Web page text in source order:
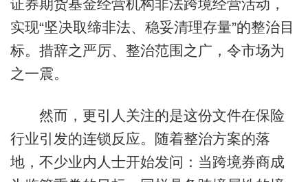
证券期货基金经营机构非法跨境经营活动，
实现“坚决取缔非法、稳妥清理存量”的整治目
标。措辞之严厉、整治范围之广，令市场为
之一震。
然而，更引人关注的是这份文件在保险
行业引发的连锁反应。随着整治方案的落
地，不少业内人士开始发问：当跨境券商成